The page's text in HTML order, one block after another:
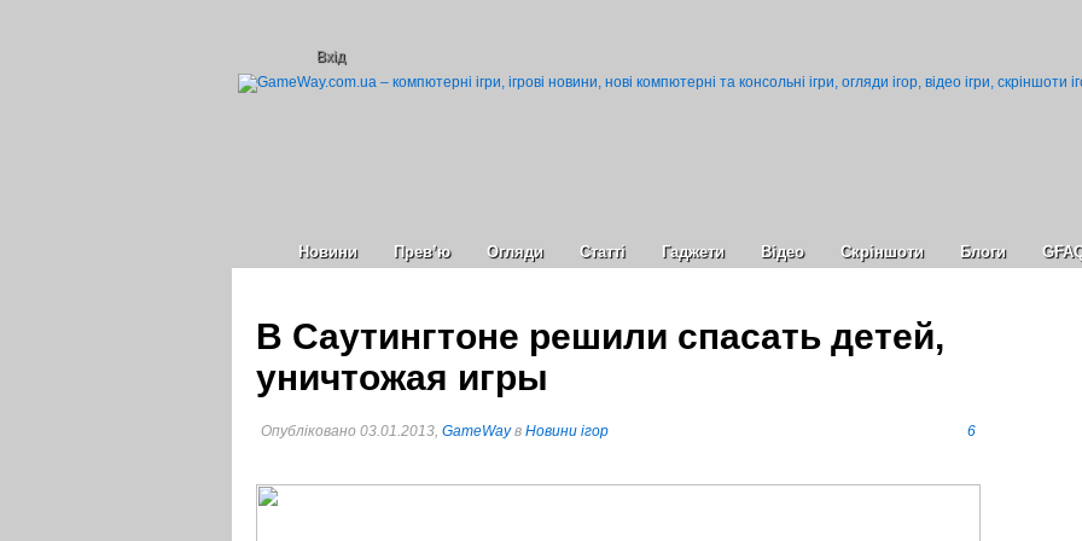
Вхід
Новини Прев’ю Огляди Статті Гаджети Відео Cкріншоти Блоги
В Саутингтоне решили спасать детей,
уничтожая игры
Опубліковано 03.01.2013, GameWayв Новини ігор 6